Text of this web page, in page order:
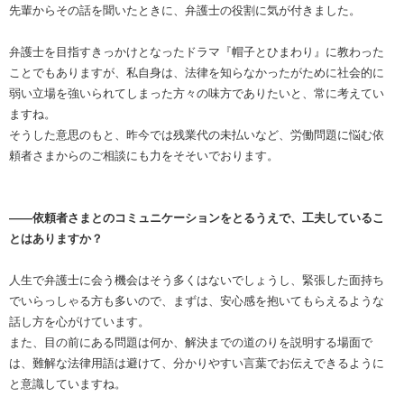
先輩からその話を聞いたときに、弁護士の役割に気が付きました。
弁護士を目指すきっかけとなったドラマ『帽子とひまわり』に教わった
ことでもありますが、私自身は、法律を知らなかったがために社会的に
弱い立場を強いられてしまった方々の味方でありたいと、常に考えてい
ますね。
そうした意思のもと、昨今では残業代の未払いなど、労働問題に悩む依
頼者さまからのご相談にも力をそそいでおります。
――依頼者さまとのコミュニケーションをとるうえで、工夫しているこ
とはありますか？
人生で弁護士に会う機会はそう多くはないでしょうし、緊張した面持ち
でいらっしゃる方も多いので、まずは、安心感を抱いてもらえるような
話し方を心がけています。
また、目の前にある問題は何か、解決までの道のりを説明する場面で
は、難解な法律用語は避けて、分かりやすい言葉でお伝えできるように
と意識していますね。